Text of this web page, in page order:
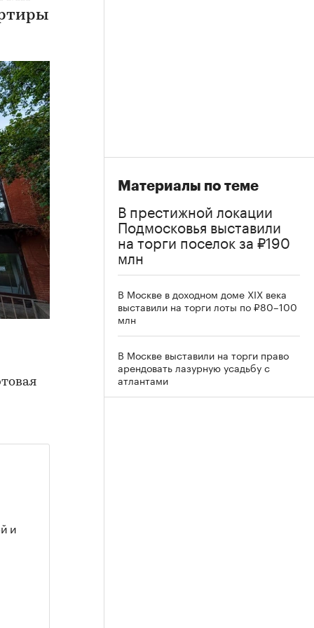
и
Материалы по теме
В престижной локации
Подмосковья выставили
на торги поселок за ₽190
млн
В Москве в доходном доме XIX века
выставили на торги лоты по ₽80–100
млн
В Москве выставили на торги право
арендовать лазурную усадьбу с
атлантами